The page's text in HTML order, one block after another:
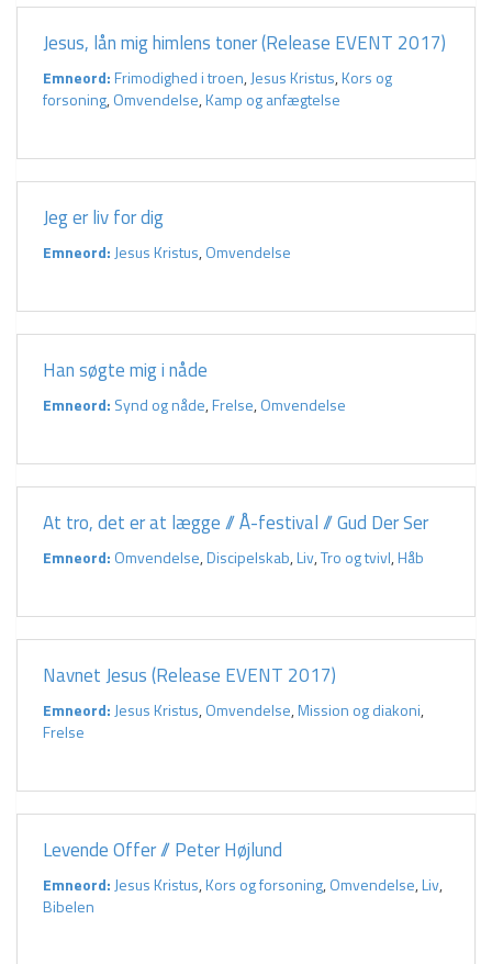
Jesus, lån mig himlens toner (Release EVENT 2017)
Emneord:Frimodighed i troen,Jesus Kristus,Kors og
forsoning,Omvendelse,Kamp og anfægtelse
Jeg er liv for dig
Emneord: Jesus Kristus,Omvendelse
Han søgte mig i nåde
Emneord: Synd og nåde,Frelse,Omvendelse
At tro, det er at lægge // Å-festival // Gud Der Ser
Emneord: Omvendelse,Discipelskab,Liv,Tro og tvivl,Håb
Navnet Jesus (Release EVENT 2017)
Emneord: Jesus Kristus,Omvendelse,Mission og diakoni,
Frelse
Levende Offer // Peter Højlund
Emneord: Jesus Kristus,Kors og forsoning,Omvendelse,Liv,
Bibelen